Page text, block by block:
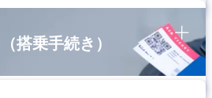
搭乗手続き）